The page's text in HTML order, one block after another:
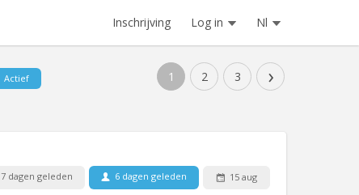
Inschrijving Log in Nl
1 2 3 ›
Actief
7 dagen geleden 6 dagen geleden 15 aug
Rookvrij
Huisdieren: Nee